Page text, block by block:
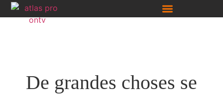
De grandes choses se